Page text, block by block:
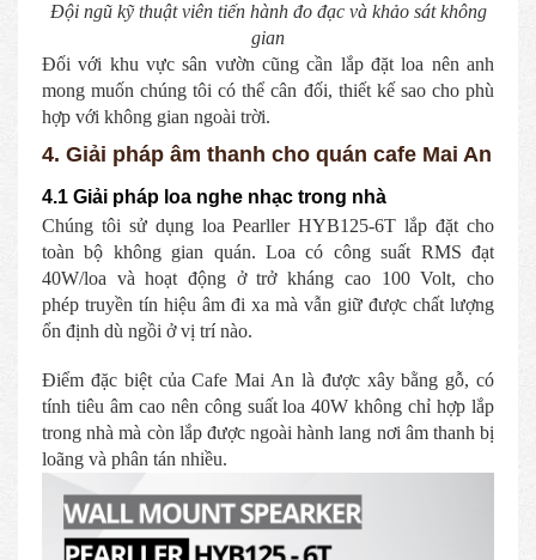
Đội ngũ kỹ thuật viên tiến hành đo đạc và khảo sát không
gian
Đối với khu vực sân vườn cũng cần lắp đặt loa nên anh
mong muốn chúng tôi có thể cân đối, thiết kế sao cho phù
hợp với không gian ngoài trời.
4. Giải pháp âm thanh cho quán cafe Mai An
4.1 Giải pháp loa nghe nhạc trong nhà
Chúng tôi sử dụng loa Pearller HYB125-6T lắp đặt cho
toàn bộ không gian quán. Loa có công suất RMS đạt
40W/loa và hoạt động ở trở kháng cao 100 Volt, cho
phép truyền tín hiệu âm đi xa mà vẫn giữ được chất lượng
ổn định dù ngồi ở vị trí nào.
Điểm đặc biệt của Cafe Mai An là được xây bằng gỗ, có
tính tiêu âm cao nên công suất loa 40W không chỉ hợp lắp
trong nhà mà còn lắp được ngoài hành lang nơi âm thanh bị
loãng và phân tán nhiều.